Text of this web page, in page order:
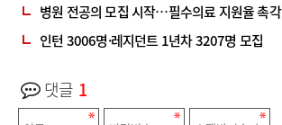
병원 전공의 모집 시작…필수의료 지원율 촉각
인턴 3006명·레지던트 1년차 3207명 모집
댓글 1